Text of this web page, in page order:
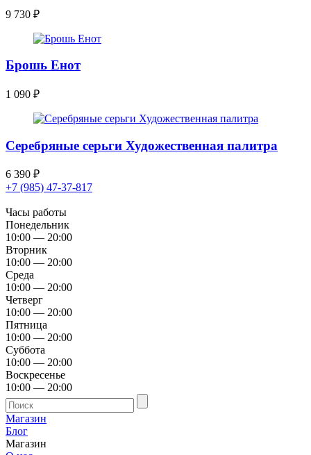
9 730 ₽
Брошь Енот
1 090 ₽
Серебряные серьги Художественная палитра
6 390 ₽
+7 (985) 47-37-817
Часы работы
Понедельник
10:00 — 20:00
Вторник
10:00 — 20:00
Среда
10:00 — 20:00
Четверг
10:00 — 20:00
Пятница
10:00 — 20:00
Суббота
10:00 — 20:00
Воскресенье
10:00 — 20:00
Магазин
Блог
Магазин